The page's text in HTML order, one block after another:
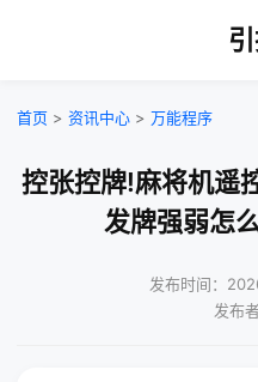
首页 > 资讯中心 > 万能程序
控张控牌!麻将机遥
发牌强弱怎
发布时间：
发布